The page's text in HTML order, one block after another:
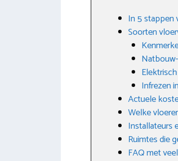
In 5 stappen
Soorten
Infrezen
Actuele
Welke
Installateurs
Ruimtes die
FAQ met